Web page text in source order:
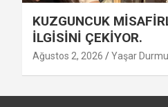
KUZGUNCUK
İLGİSİNİ ÇEKİYOR.
Ağustos 2, 2026 Yaşar